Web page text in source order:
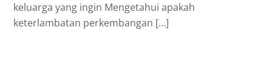
keluarga yang ingin Mengetahui apakah
keterlambatan perkembangan […]